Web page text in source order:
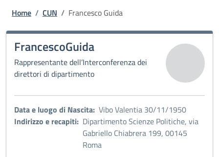
Briciole di pane
Home / CUN / Francesco Guida
FrancescoGuida
Rappresentante dell’Interconferenza dei
direttori di dipartimento
Data e luogo di Nascita: Vibo Valentia 30/11/1950
Indirizzo e recapiti: Dipartimento Scienze Politiche, via
Gabriello Chiabrera 199, 00145
Roma